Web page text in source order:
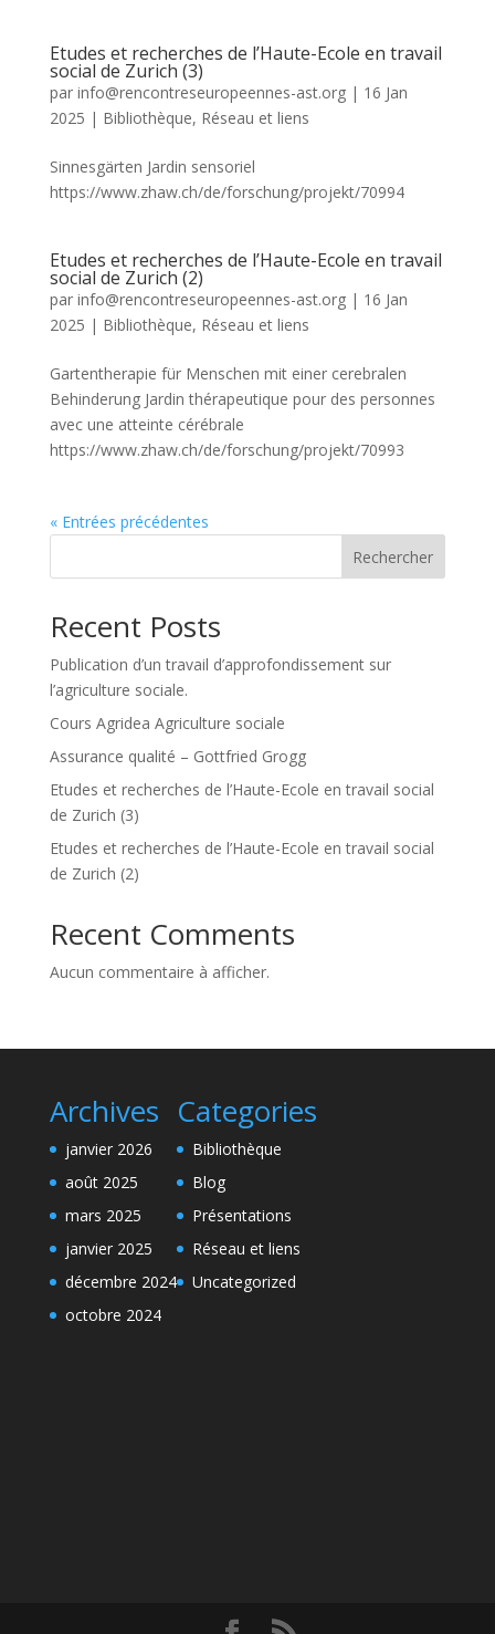
Etudes et recherches de l’Haute-Ecole en travail
social de Zurich (3)
par info@rencontreseuropeennes-ast.org| 16 Jan
2025 | Bibliothèque, Réseau et liens
Sinnesgärten Jardin sensoriel
https://www.zhaw.ch/de/forschung/projekt/70994
Etudes et recherches de l’Haute-Ecole en travail
social de Zurich (2)
par info@rencontreseuropeennes-ast.org| 16 Jan
2025 | Bibliothèque, Réseau et liens
Gartentherapie für Menschen mit einer cerebralen
Behinderung Jardin thérapeutique pour des personnes
avec une atteinte cérébrale
https://www.zhaw.ch/de/forschung/projekt/70993
« Entrées précédentes
Rechercher
Recent Posts
Publication d’un travail d’approfondissement sur
l’agriculture sociale.
Cours Agridea Agriculture sociale
Assurance qualité – Gottfried Grogg
Etudes et recherches de l’Haute-Ecole en travail social
de Zurich (3)
Etudes et recherches de l’Haute-Ecole en travail social
de Zurich (2)
Recent Comments
Aucun commentaire à afficher.
Archives
janvier 2026
août 2025
mars 2025
janvier 2025
décembre 2024
octobre 2024
Categories
Bibliothèque
Blog
Présentations
Réseau et liens
Uncategorized